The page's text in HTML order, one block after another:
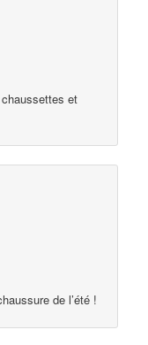
et
de l’été !